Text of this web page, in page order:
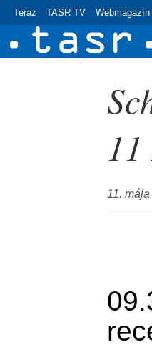
Teraz TASR TV Webmagazín
11.